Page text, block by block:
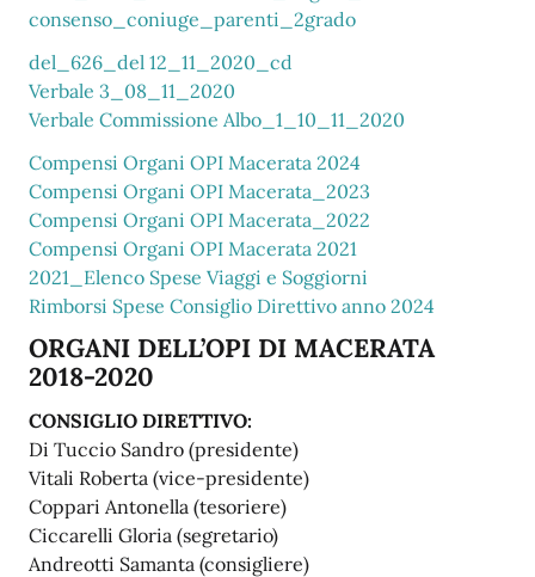
consenso_coniuge_parenti_2grado
del_626_del 12_11_2020_cd
Verbale 3_08_11_2020
Verbale Commissione Albo_1_10_11_2020
Compensi Organi OPI Macerata 2024
Compensi Organi OPI Macerata_2023
Compensi Organi OPI Macerata_2022
Compensi Organi OPI Macerata 2021
2021_Elenco Spese Viaggi e Soggiorni
Rimborsi Spese Consiglio Direttivo anno 2024
ORGANI DELL’OPI DI MACERATA
2018-2020
CONSIGLIO DIRETTIVO:
Di Tuccio Sandro (presidente)
Vitali Roberta (vice-presidente)
Coppari Antonella (tesoriere)
Ciccarelli Gloria (segretario)
Andreotti Samanta (consigliere)